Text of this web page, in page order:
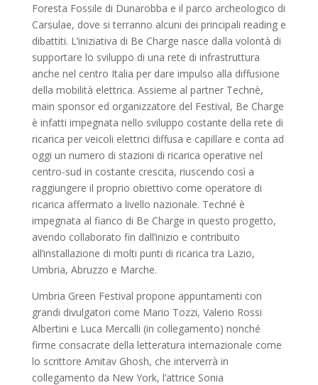
Foresta Fossile di Dunarobba e il parco archeologico di
Carsulae, dove si terranno alcuni dei principali reading e
dibattiti. L’iniziativa di Be Charge nasce dalla volontà di
supportare lo sviluppo di una rete di infrastruttura
anche nel centro Italia per dare impulso alla diffusione
della mobilità elettrica. Assieme al partner Technè,
main sponsor ed organizzatore del Festival, Be Charge
è infatti impegnata nello sviluppo costante della rete di
ricarica per veicoli elettrici diffusa e capillare e conta ad
oggi un numero di stazioni di ricarica operative nel
centro-sud in costante crescita, riuscendo così a
raggiungere il proprio obiettivo come operatore di
ricarica affermato a livello nazionale. Techné è
impegnata al fianco di Be Charge in questo progetto,
avendo collaborato fin dall’inizio e contribuito
all’installazione di molti punti di ricarica tra Lazio,
Umbria, Abruzzo e Marche.
Umbria Green Festival propone appuntamenti con
grandi divulgatori come Mario Tozzi, Valerio Rossi
Albertini e Luca Mercalli (in collegamento) nonché
firme consacrate della letteratura internazionale come
lo scrittore Amitav Ghosh, che interverrà in
collegamento da New York, l’attrice Sonia